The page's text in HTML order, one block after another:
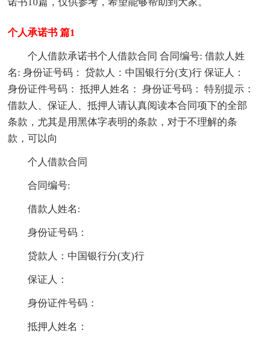
诺书10篇，仅供参考，希望能够帮助到大家。
个人承诺书 篇1
个人借款承诺书个人借款合同 合同编号: 借款人姓
名: 身份证号码： 贷款人：中国银行分(支)行 保证人：
身份证件号码： 抵押人姓名： 身份证号码： 特别提示：
借款人、保证人、抵押人请认真阅读本合同项下的全部
条款，尤其是用黑体字表明的条款，对于不理解的条
款，可以向
个人借款合同
合同编号:
借款人姓名:
身份证号码：
贷款人：中国银行分(支)行
保证人：
身份证件号码：
抵押人姓名：